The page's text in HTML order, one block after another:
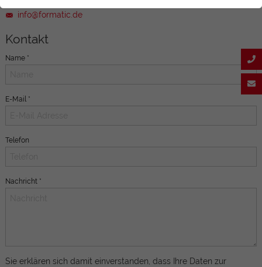
info@formatic.de
Kontakt
Name *
E-Mail *
Telefon
Nachricht *
Sie erklären sich damit einverstanden, dass Ihre Daten zur